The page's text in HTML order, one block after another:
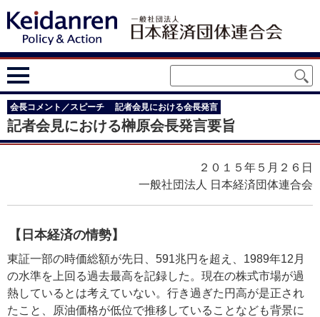
会長コメント／スピーチ 記者会見における会長発言
記者会見における榊原会長発言要旨
２０１５年５月２６日
一般社団法人 日本経済団体連合会
【日本経済の情勢】
東証一部の時価総額が先日、591兆円を超え、1989年12月
の水準を上回る過去最高を記録した。現在の株式市場が過
熱しているとは考えていない。行き過ぎた円高が是正され
たこと、原油価格が低位で推移していることなども背景に